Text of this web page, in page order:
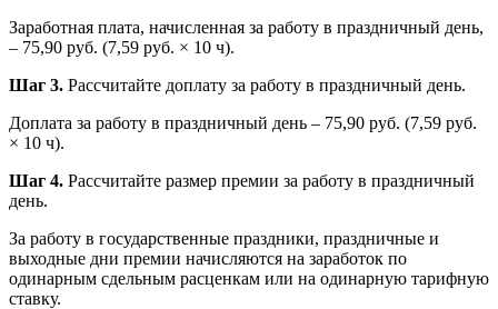
Заработная плата, начисленная за работу в праздничный день,
– 75,90 руб. (7,59 руб. × 10 ч).
Шаг 3. Рассчитайте доплату за работу в праздничный день.
Доплата за работу в праздничный день – 75,90 руб. (7,59 руб.
× 10 ч).
Шаг 4. Рассчитайте размер премии за работу в праздничный
день.
За работу в государственные праздники, праздничные и
выходные дни премии начисляются на заработок по
одинарным сдельным расценкам или на одинарную тарифную
ставку.